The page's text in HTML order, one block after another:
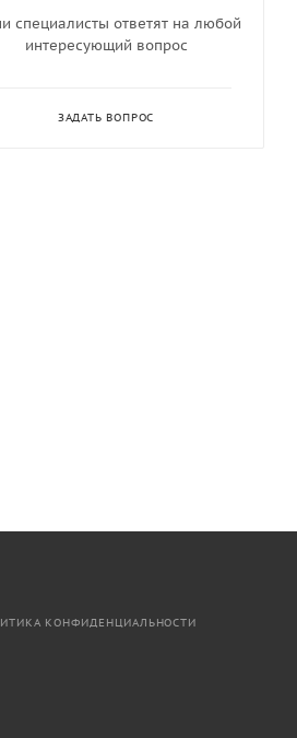
специалисты ответят на любой
интересующий вопрос
ЗАДАТЬ ВОПРОС
КОНФИДЕНЦИАЛЬНОСТИ